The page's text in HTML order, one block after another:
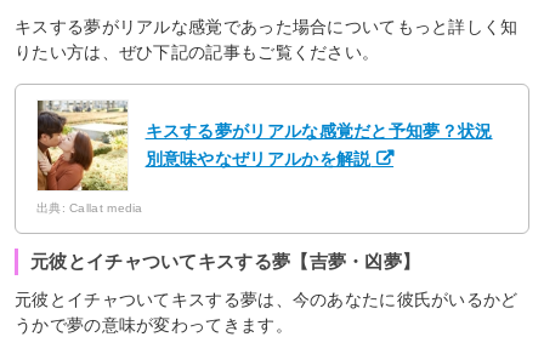
キスする夢がリアルな感覚であった場合についてもっと詳しく知
りたい方は、ぜひ下記の記事もご覧ください。
キスする夢がリアルな感覚だと予知夢？状況
別意味やなぜリアルかを解説
出典: Callat media
元彼とイチャついてキスする夢【吉夢・凶夢】
元彼とイチャついてキスする夢は、今のあなたに彼氏がいるかど
うかで夢の意味が変わってきます。